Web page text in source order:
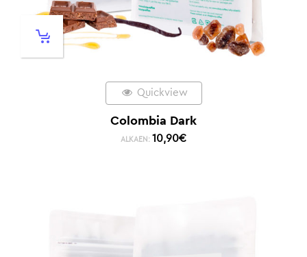
Quickview
Colombia Dark
ALKAEN: 10,90€